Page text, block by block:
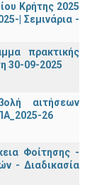
Κρήτης 2025
| Σεμινάρια -
πρακτικής
30-09-2025
αιτήσεων
26
Φοίτησης -
- Διαδικασία